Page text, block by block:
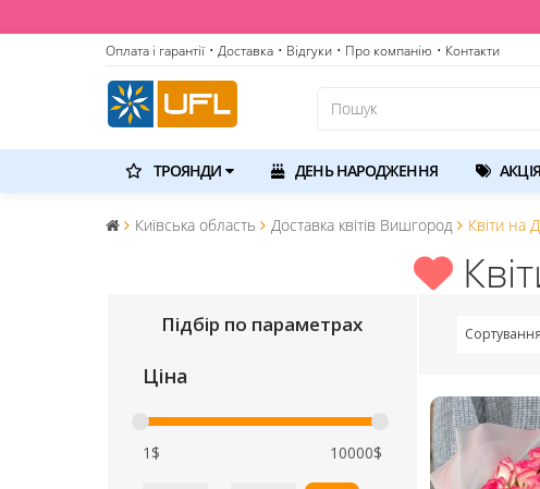
Оплата і гарантії • Доставка • Відгуки • Про компанію • Контакти
ТРОЯНДИ ДЕНЬ НАРОДЖЕННЯ АКЦІЯ
Київська область Доставка квітів Вишгород Квіти на
Підбір по параметрах
Ціна
1$ 10000$
Сортування